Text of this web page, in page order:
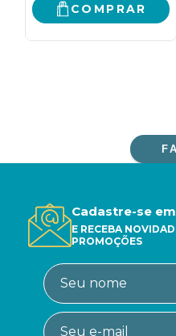
COMPRAR
Cadastre-se
E RECEBA
PROMOÇÕES